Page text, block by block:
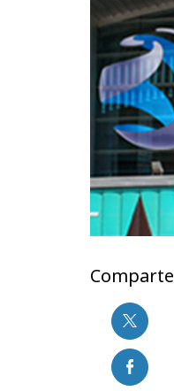
Comparte